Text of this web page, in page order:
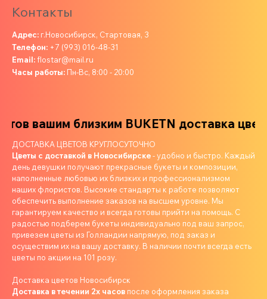
Контакты
Адрес: г.Новосибирск, Стартовая, 3
Телефон: +7 (993) 016-48-31
Email:flostar@mail.ru
Часы работы: Пн-Вс, 8:00 - 20:00
вашим близкимBUKETN доставка
ДОСТАВКА ЦВЕТОВ КРУГЛОСУТОЧНО
Цветы с доставкой в Новосибирске- удобно и быстро. Каждый
день девушки получают прекрасные букеты и композиции,
наполненные любовью их близких и профессионализмом
наших флористов. Высокие стандарты к работе позволяют
обеспечить выполнение заказов на высшем уровне. Мы
гарантируем качество и всегда готовы прийти на помощь. С
радостью подберем букеты индивидуально под ваш запрос,
привезем цветы из Голландии напрямую, под заказ и
осуществим их на вашу доставку. В наличии почти всегда есть
цветы по акции на 101 розу.
Доставка цветов Новосибирск
Доставка в течении 2х часов после оформления заказа